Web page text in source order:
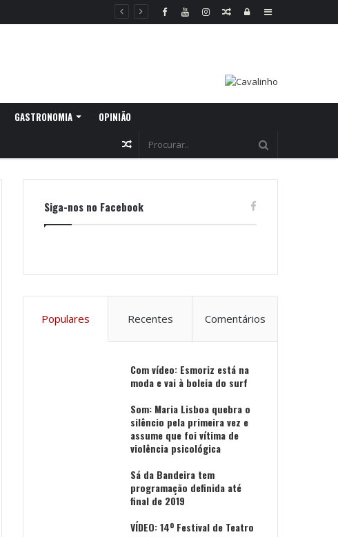
Sidebar
Log
Random
GASTRONOMIA OPINIÃO
Random
Siga-nos no Facebook
Populares Recentes Comentários
Com vídeo: Esmoriz está na
moda e vai à boleia do surf
Som: Maria Lisboa quebra o
silêncio pela primeira vez e
assume que foi vítima de
violência psicológica
Sá da Bandeira tem
programação definida até
final de 2019
VÍDEO: 14º Festival de Teatro